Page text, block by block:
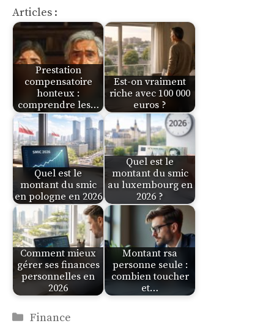
Articles :
Prestation
compensatoire
honteux :
comprendre les…
Est-on vraiment
riche avec 100 000
euros ?
Quel est le
montant du smic
en pologne en 2026
Quel est le
montant du smic
au luxembourg en
2026 ?
Comment mieux
gérer ses finances
personnelles en
2026
Montant rsa
personne seule :
combien toucher
et…
Catégories
Finance